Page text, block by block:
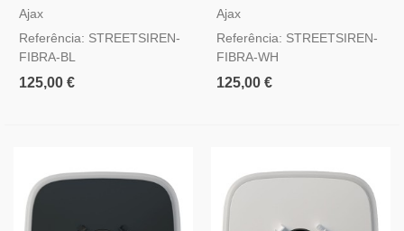
Fibra Preto — Sirene De
Certificação Grau 2
Ajax
Referência: STREETSIREN-
FIBRA-BL
125,00 €
Fibra Branco — Sirene De
Certificação Grau 2
Ajax
Referência: STREETSIREN-
FIBRA-WH
125,00 €